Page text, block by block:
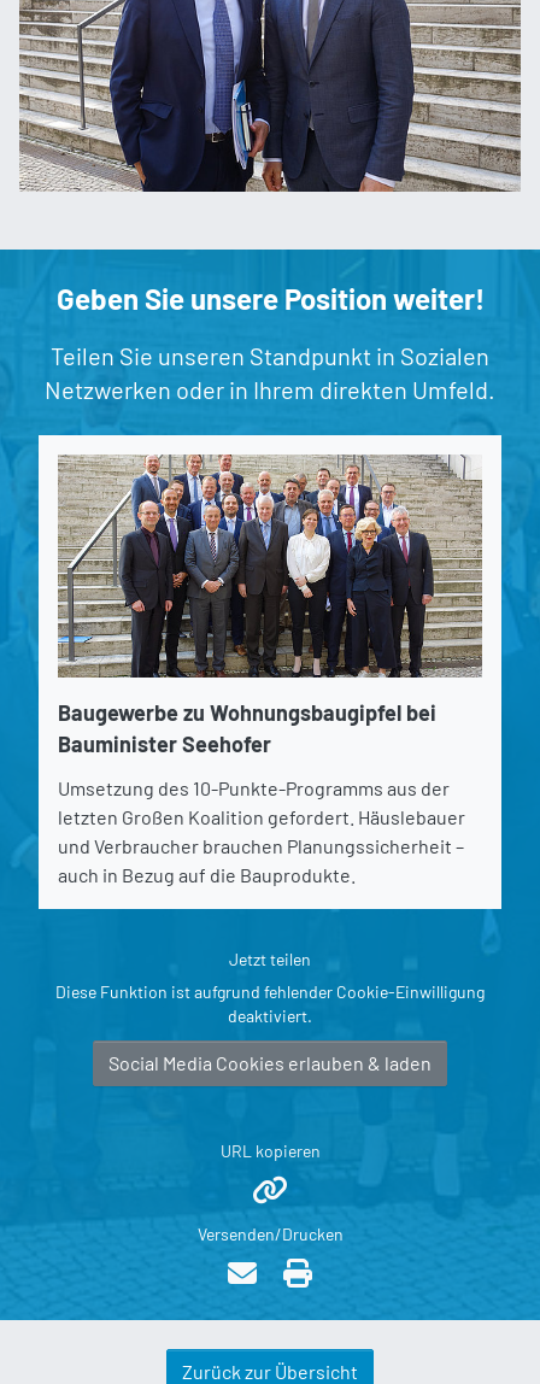
Geben Sie unsere Position weiter!
Teilen Sie unseren Standpunkt in Sozialen
Netzwerken oder in Ihrem direkten Umfeld.
Baugewerbe zu Wohnungsbaugipfel bei
Bauminister Seehofer
Umsetzung des 10-Punkte-Programms aus der
letzten Großen Koalition gefordert. Häuslebauer
und Verbraucher brauchen Planungssicherheit –
auch in Bezug auf die Bauprodukte.
Jetzt teilen
Diese Funktion ist aufgrund fehlender Cookie-Einwilligung
deaktiviert.
Social Media Cookies erlauben & laden
URL kopieren
Versenden/Drucken
Zurück zur Übersicht